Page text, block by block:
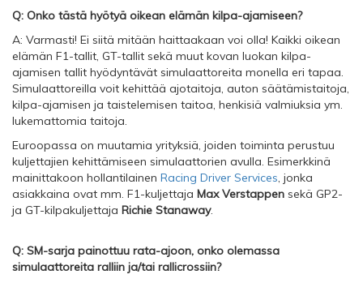
Q: Onko tästä hyötyä oikean elämän kilpa-ajamiseen?
A: Varmasti! Ei siitä mitään haittaakaan voi olla! Kaikki oikean
elämän F1-tallit, GT-tallit sekä muut kovan luokan kilpa-
ajamisen tallit hyödyntävät simulaattoreita monella eri tapaa.
Simulaattoreilla voit kehittää ajotaitoja, auton säätämistaitoja,
kilpa-ajamisen ja taistelemisen taitoa, henkisiä valmiuksia ym.
lukemattomia taitoja.
Euroopassa on muutamia yrityksiä, joiden toiminta perustuu
kuljettajien kehittämiseen simulaattorien avulla. Esimerkkinä
mainittakoon hollantilainen Racing Driver Services, jonka
asiakkaina ovat mm. F1-kuljettaja Max Verstappen sekä GP2-
ja GT-kilpakuljettaja Richie Stanaway.
Q: SM-sarja painottuu rata-ajoon, onko olemassa
simulaattoreita ralliin ja/tai rallicrossiin?